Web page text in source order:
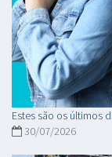
Estes são os últimos
30/07/2026